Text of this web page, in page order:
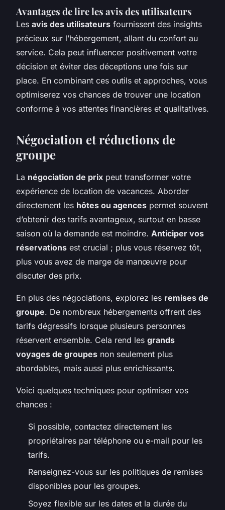
Avantages de lire les avis des utilisateurs
Les avis des utilisateurs fournissent des insights
précieux sur l’hébergement, allant du confort au
service. Cela peut influencer positivement votre
décision et éviter des déceptions une fois sur
place. En combinant ces outils et approches, vous
optimiserez vos chances de trouver une location
conforme à vos attentes financières et qualitatives.
Négociation et réductions de
groupe
La négociation de prix peut transformer votre
expérience de location de vacances. Aborder
directement les hôtes ou agences permet souvent
d’obtenir des tarifs avantageux, surtout en basse
saison où la demande est moindre. Anticiper vos
réservations est crucial ; plus vous réservez tôt,
plus vous avez de marge de manœuvre pour
discuter des prix.
En plus des négociations, explorez les remises de
groupe. De nombreux hébergements offrent des
tarifs dégressifs lorsque plusieurs personnes
réservent ensemble. Cela rend les grands
voyages de groupes non seulement plus
abordables, mais aussi plus enrichissants.
Voici quelques techniques pour optimiser vos
chances :
Si possible, contactez directement les
propriétaires par téléphone ou e-mail pour les
tarifs.
Renseignez-vous sur les politiques de remises
disponibles pour les groupes.
Soyez flexible sur les dates et la durée du